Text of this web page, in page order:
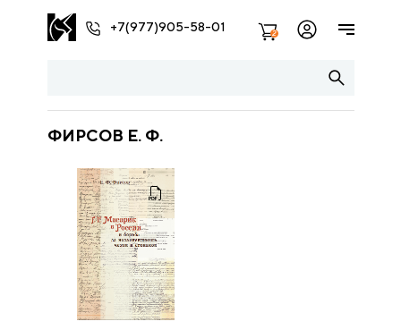
+7(977)905-58-01 2
ФИРСОВ Е. Ф.